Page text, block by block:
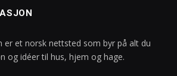
er et norsk nettsted som byr på alt du
og idéer til hus, hjem og hage.